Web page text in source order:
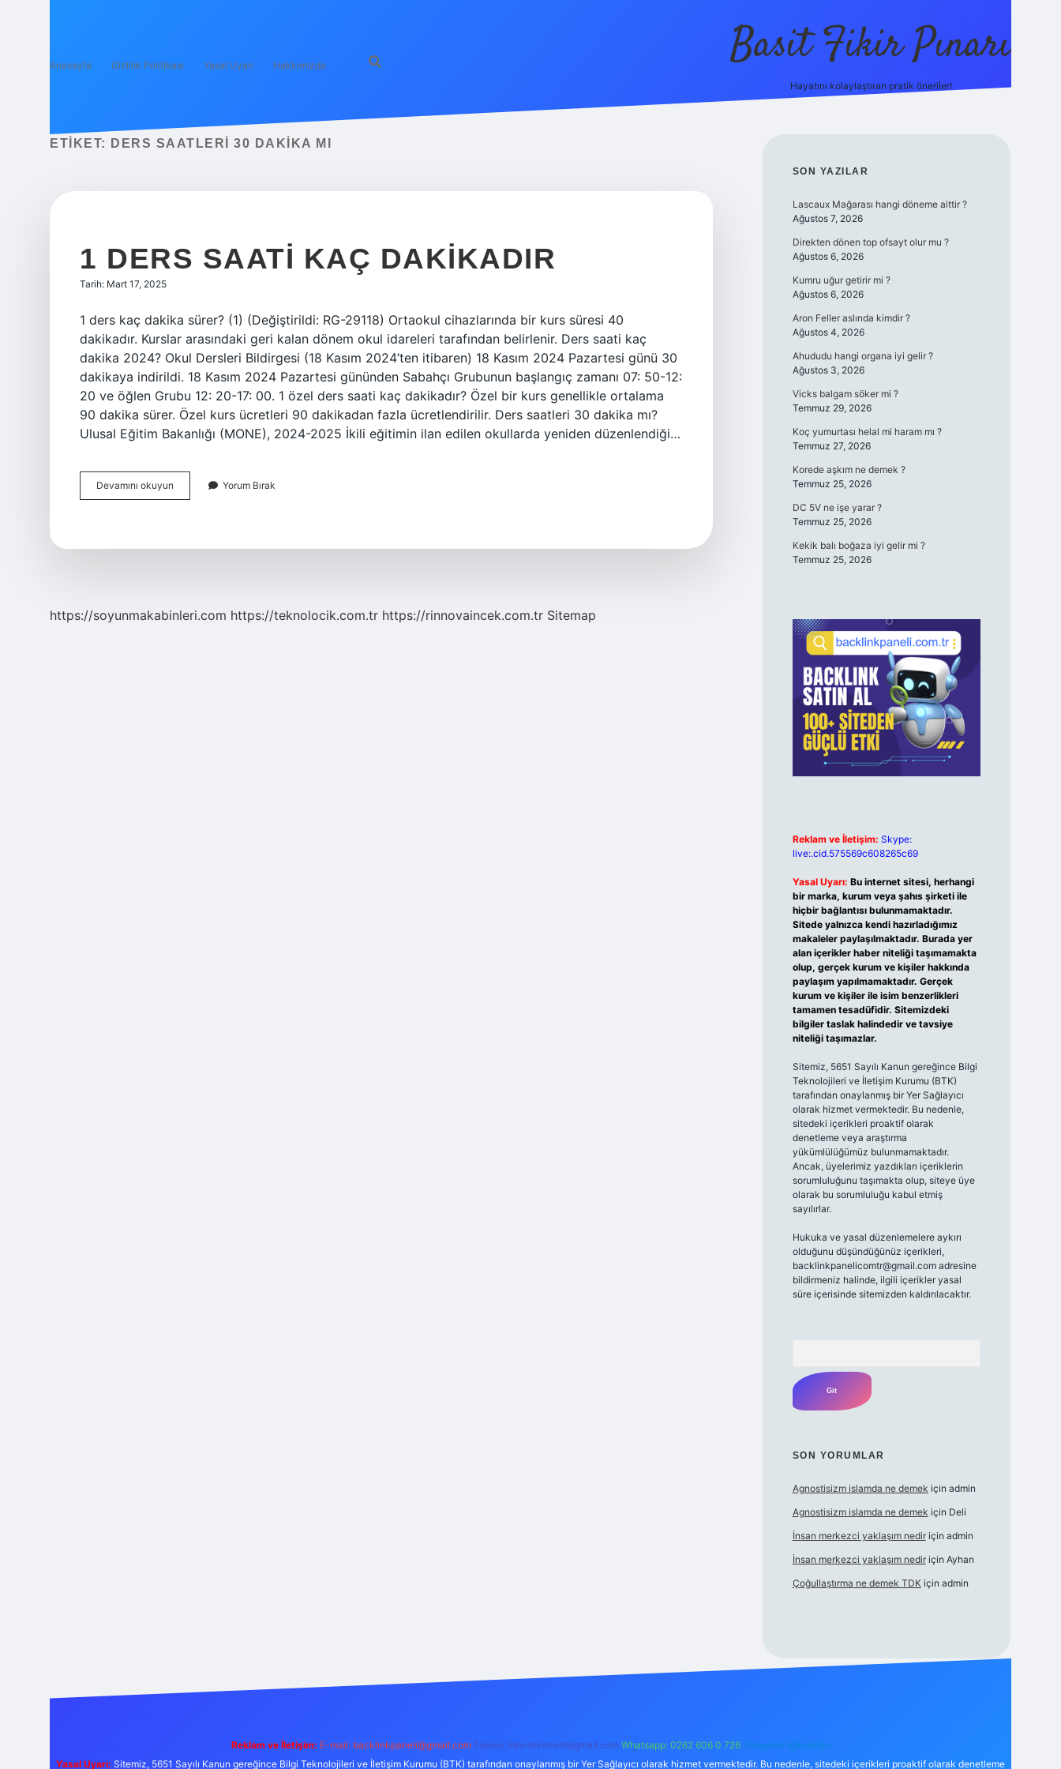
Anasayfa Gizlilik Politikası Yasal Uyarı Hakkımızda Basit Fikir Pınarı
Hayatını kolaylaştıran pratik öneriler!
ETIKET: DERS SAATLERI 30 DAKIKA MI
1 DERS SAATI KAÇ DAKIKADIR
Tarih: Mart 17, 2025
1 ders kaç dakika sürer? (1) (Değiştirildi: RG-29118) Ortaokul cihazlarında bir kurs süresi 40
dakikadır. Kurslar arasındaki geri kalan dönem okul idareleri tarafından belirlenir. Ders saati kaç
dakika 2024? Okul Dersleri Bildirgesi (18 Kasım 2024’ten itibaren) 18 Kasım 2024 Pazartesi günü 30
dakikaya indirildi. 18 Kasım 2024 Pazartesi gününden Sabahçı Grubunun başlangıç ​​zamanı 07: 50-12:
20 ve öğlen Grubu 12: 20-17: 00. 1 özel ders saati kaç dakikadır? Özel bir kurs genellikle ortalama
90 dakika sürer. Özel kurs ücretleri 90 dakikadan fazla ücretlendirilir. Ders saatleri 30 dakika mı?
Ulusal Eğitim Bakanlığı (MONE), 2024-2025 İkili eğitimin ilan edilen okullarda yeniden düzenlendiği…
Devamını okuyun
Ders
Yorum Bırak
https://soyunmakabinleri.com https://teknolocik.com.tr https://rinnovaincek.com.tr Sitemap
SIDEBAR
SON YAZILAR
Lascaux Mağarası hangi döneme aittir ?
Ağustos 7, 2026
Direkten dönen top ofsayt olur mu ?
Ağustos 6, 2026
Kumru uğur getirir mi ?
Ağustos 6, 2026
Aron Feller aslında kimdir ?
Ağustos 4, 2026
Ahududu hangi organa iyi gelir ?
Ağustos 3, 2026
Vicks balgam söker mi ?
Temmuz 29, 2026
Koç yumurtası helal mi haram mı ?
Temmuz 27, 2026
Korede aşkım ne demek ?
Temmuz 25, 2026
DC 5V ne işe yarar ?
Temmuz 25, 2026
Kekik balı boğaza iyi gelir mi ?
Temmuz 25, 2026
Reklam ve İletişim: Skype:
live:.cid.575569c608265c69
Yasal Uyarı: Bu internet sitesi, herhangi
bir marka, kurum veya şahıs şirketi ile
hiçbir bağlantısı bulunmamaktadır.
Sitede yalnızca kendi hazırladığımız
makaleler paylaşılmaktadır. Burada yer
alan içerikler haber niteliği taşımamakta
olup, gerçek kurum ve kişiler hakkında
paylaşım yapılmamaktadır. Gerçek
kurum ve kişiler ile isim benzerlikleri
tamamen tesadüfidir. Sitemizdeki
bilgiler taslak halindedir ve tavsiye
niteliği taşımazlar.
Sitemiz, 5651 Sayılı Kanun gereğince Bilgi
Teknolojileri ve İletişim Kurumu (BTK)
tarafından onaylanmış bir Yer Sağlayıcı
olarak hizmet vermektedir. Bu nedenle,
sitedeki içerikleri proaktif olarak
denetleme veya araştırma
yükümlülüğümüz bulunmamaktadır.
Ancak, üyelerimiz yazdıkları içeriklerin
sorumluluğunu taşımakta olup, siteye üye
olarak bu sorumluluğu kabul etmiş
sayılırlar.
Hukuka ve yasal düzenlemelere aykırı
olduğunu düşündüğünüz içerikleri,
backlinkpanelicomtr@gmail.comadresine
bildirmeniz halinde, ilgili içerikler yasal
süre içerisinde sitemizden kaldırılacaktır.
SON YORUMLAR
Agnostisizm islamda ne demek için admin
Agnostisizm islamda ne demek için Deli
İnsan merkezci yaklaşım nediriçin admin
İnsan merkezci yaklaşım nediriçin Ayhan
Çoğullaştırma ne demek TDKiçin admin
Reklam ve İletişim: E-mail: backlinkpaneli@gmail.com Teams: forumhizmeti@gmail.com Whatsapp: 0262 606 0 726 Telegram: @karabul
Yasal Uyarı: Sitemiz, 5651 Sayılı Kanun gereğince Bilgi Teknolojileri ve İletişim Kurumu (BTK) tarafından onaylanmış bir Yer Sağlayıcı olarak hizmet vermektedir. Bu nedenle, sitedeki içerikleri proaktif olarak denetleme